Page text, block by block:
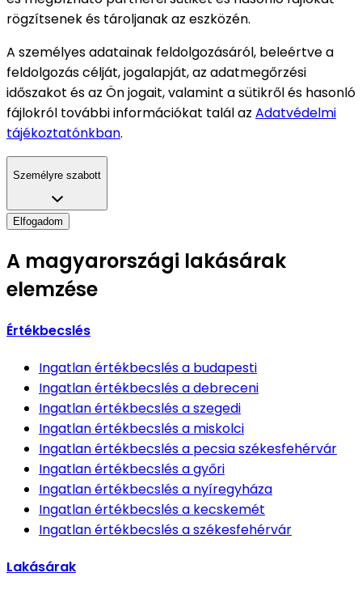
rögzítsenek és tároljanak az eszközén.
A személyes adatainak feldolgozásáról, beleértve a
feldolgozás célját, jogalapját, az adatmegőrzési
időszakot és az Ön jogait, valamint a sütikről és hasonló
fájlokról további információkat talál az Adatvédelmi
tájékoztatónkban.
Személyre szabott
Elfogadom
A magyarországi lakásárak
elemzése
Értékbecslés
Ingatlan értékbecslésa budapesti
Ingatlan értékbecslésa debreceni
Ingatlan értékbecslésa szegedi
Ingatlan értékbecslésa miskolci
Ingatlan értékbecslésa pecsia székesfehérvár
Ingatlan értékbecslésa győri
Ingatlan értékbecslésa nyíregyháza
Ingatlan értékbecslésa kecskemét
Ingatlan értékbecslésa székesfehérvár
Lakásárak